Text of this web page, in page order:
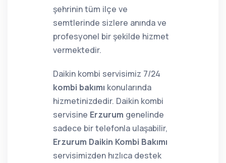
şehrinin tüm ilçe ve
semtlerinde sizlere anında ve
profesyonel bir şekilde hizmet
vermektedir.
Daikin kombi servisimiz 7/24
kombi bakımı konularında
hizmetinizdedir. Daikin kombi
servisine Erzurum genelinde
sadece bir telefonla ulaşabilir,
Erzurum Daikin Kombi Bakımı
servisimizden hızlıca destek